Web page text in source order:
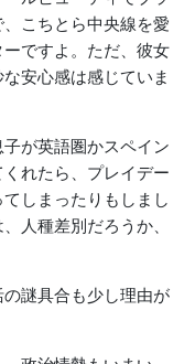
こちとら中央線を愛
ですよ。ただ、彼女
安心感は感じていま
が英語圏かスペイン
れたら、プレイデー
しまったりもしまし
人種差別だろうか、
謎具合も少し理由が